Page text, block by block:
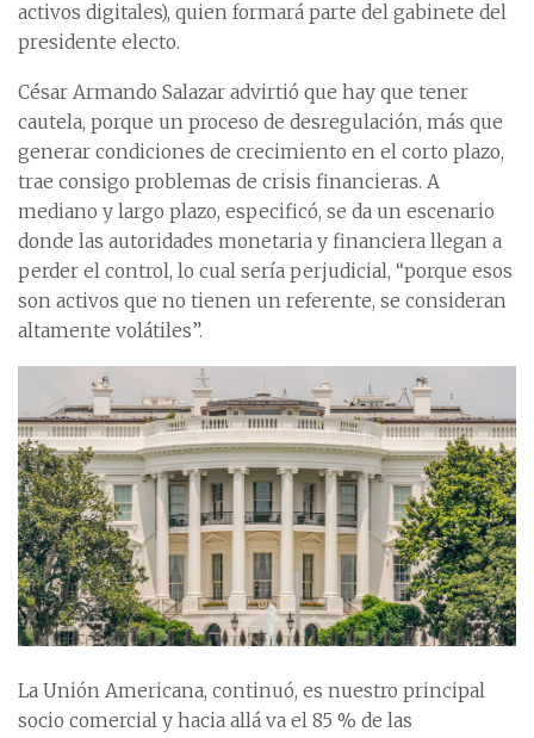
activos digitales), quien formará parte del gabinete del
presidente electo.
César Armando Salazar advirtió que hay que tener
cautela, porque un proceso de desregulación, más que
generar condiciones de crecimiento en el corto plazo,
trae consigo problemas de crisis financieras. A
mediano y largo plazo, especificó, se da un escenario
donde las autoridades monetaria y financiera llegan a
perder el control, lo cual sería perjudicial, “porque esos
son activos que no tienen un referente, se consideran
altamente volátiles”.
La Unión Americana, continuó, es nuestro principal
socio comercial y hacia allá va el 85 % de las